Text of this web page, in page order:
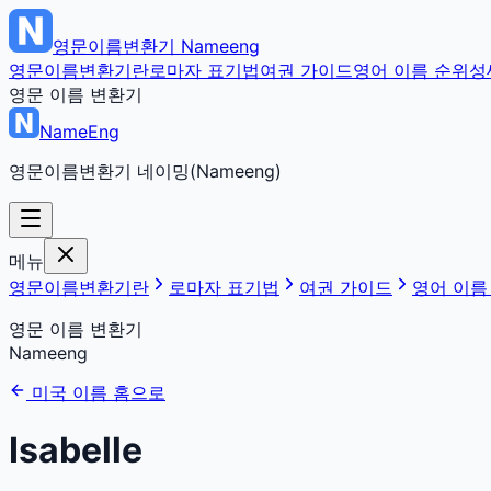
영문이름변환기 Nameeng
영문이름변환기란로마자 표기법여권 가이드영어 이름 순위
영문 이름 변환기
NameEng
영문이름변환기 네이밍(Nameeng)
메뉴
영문이름변환기란
로마자 표기법 여권 가이드
영어 이
영문 이름 변환기
Nameeng
미국 이름 홈으로
Isabelle